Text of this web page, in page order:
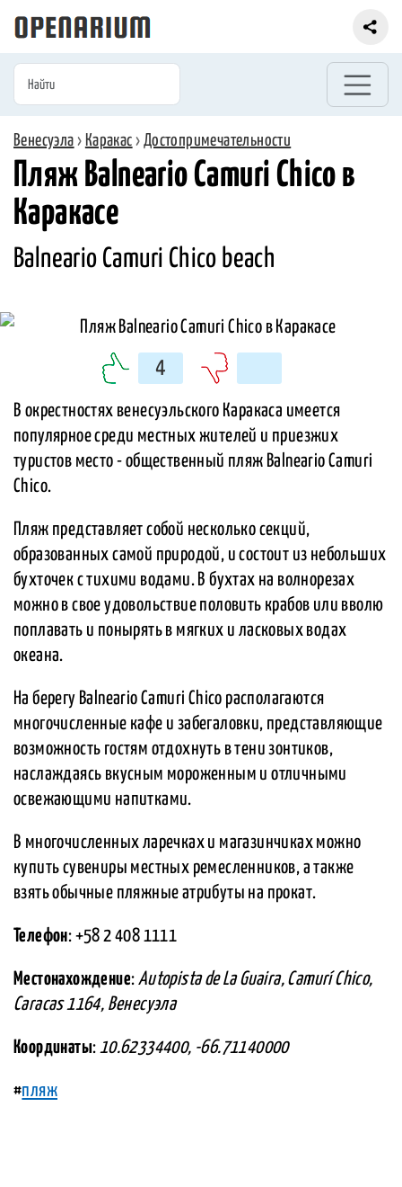
Венесуэла › Каракас › Достопримечательности
Пляж Balneario Camuri Chico в
Каракасе
Balneario Camuri Chico beach
4
В окрестностях венесуэльского Каракаса имеется
популярное среди местных жителей и приезжих
туристов место - общественный пляж Balneario Camuri
Chico.
Пляж представляет собой несколько секций,
образованных самой природой, и состоит из небольших
бухточек с тихими водами. В бухтах на волнорезах
можно в свое удовольствие половить крабов или вволю
поплавать и понырять в мягких и ласковых водах
океана.
На берегу Balneario Camuri Chico располагаются
многочисленные кафе и забегаловки, представляющие
возможность гостям отдохнуть в тени зонтиков,
наслаждаясь вкусным мороженным и отличными
освежающими напитками.
В многочисленных ларечках и магазинчиках можно
купить сувениры местных ремесленников, а также
взять обычные пляжные атрибуты на прокат.
Телефон: +58 2 408 1111
Местонахождение: Autopista de La Guaira, Camurí Chico,
Caracas 1164, Венесуэла
Координаты: 10.62334400, -66.71140000
#пляж